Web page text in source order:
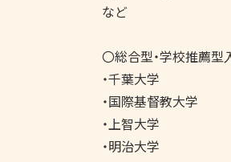
など
〇総合型・学校推薦型
・千葉大学
・国際基督教大学
・上智大学
・明治大学